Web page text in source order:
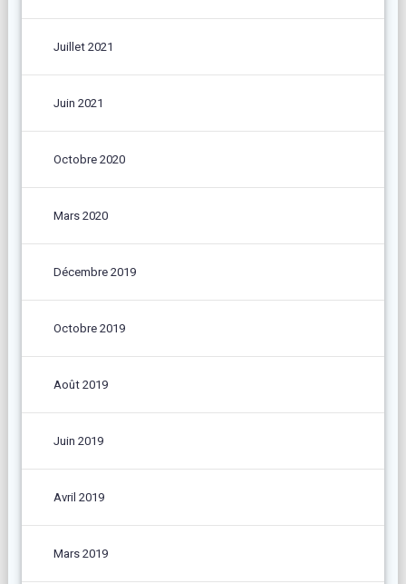
Juillet 2021
Juin 2021
Octobre 2020
Mars 2020
Décembre 2019
Octobre 2019
Août 2019
Juin 2019
Avril 2019
Mars 2019